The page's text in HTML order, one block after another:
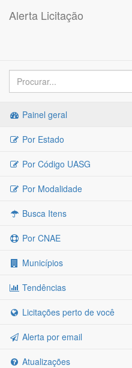
Alerta Licitação
Painel geral
Por Estado
Por Código UASG
Por Modalidade
Busca Itens
Por CNAE
Municípios
Tendências
Licitações perto de você
Alerta por email
Atualizações